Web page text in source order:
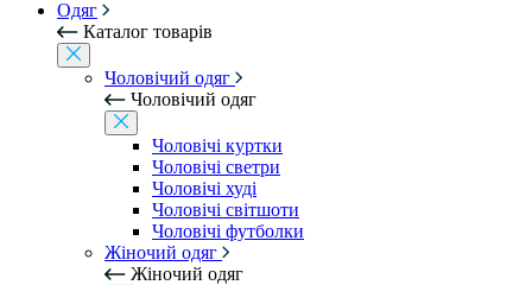
Одяг
Каталог товарів
Чоловічий одяг
Чоловічий одяг
Чоловічі куртки
Чоловічі светри
Чоловічі худі
Чоловічі світшоти
Чоловічі футболки
Жіночий одяг
Жіночий одяг